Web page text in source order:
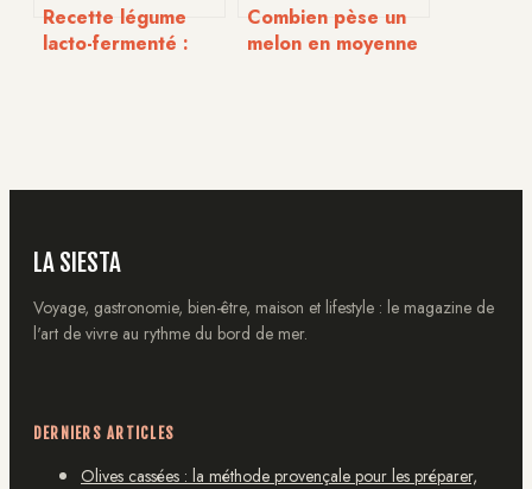
Recette légume
lacto-fermenté :
Combien pèse un
melon en moyenne
LA SIESTA
Voyage, gastronomie, bien-être, maison et lifestyle : le magazine de
l'art de vivre au rythme du bord de mer.
DERNIERS ARTICLES
Olives cassées : la méthode provençale pour les préparer,